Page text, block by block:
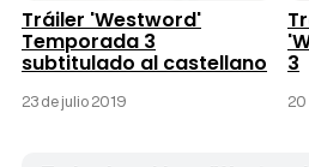
Tráiler 'Westword'
Temporada 3
subtitulado al castellano
23 de julio 2019
3